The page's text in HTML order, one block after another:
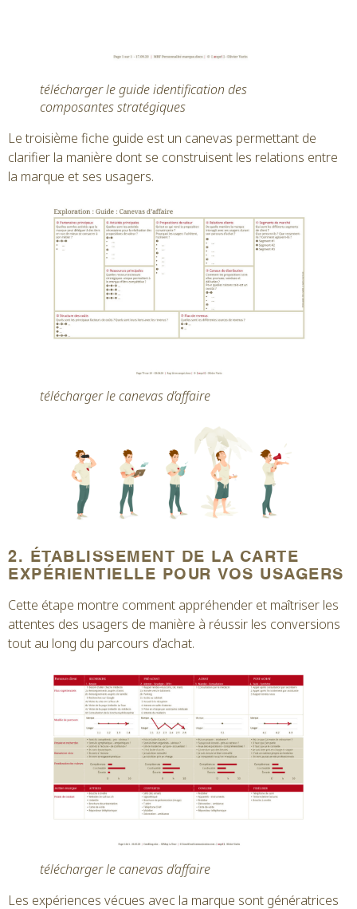
télécharger le guide identification des
composantes stratégiques
Le troisième fiche guide est un canevas permettant de
clarifier la manière dont se construisent les relations entre
la marque et ses usagers.
télécharger le canevas d’affaire
2. ÉTABLISSEMENT DE LA CARTE
EXPÉRIENTIELLE POUR VOS USAGERS
Cette étape montre comment appréhender et maîtriser les
attentes des usagers de manière à réussir les conversions
tout au long du parcours d’achat.
télécharger le canevas d’affaire
Les expériences vécues avec la marque sont génératrices